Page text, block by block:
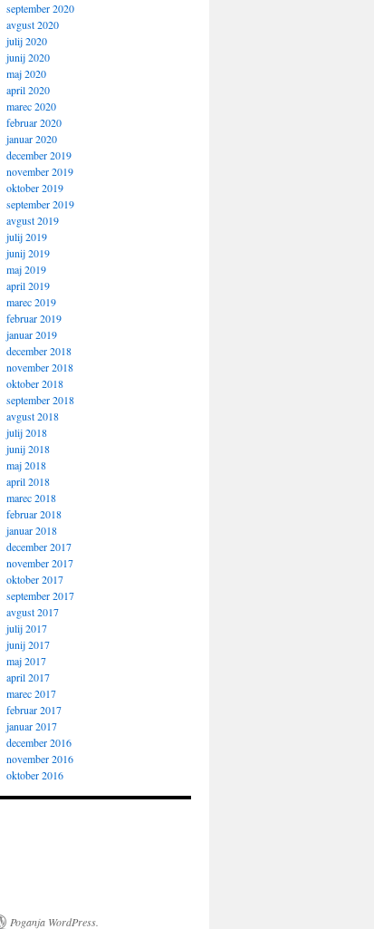
september 2020
avgust 2020
julij 2020
junij 2020
maj 2020
april 2020
marec 2020
februar 2020
januar 2020
december 2019
november 2019
oktober 2019
september 2019
avgust 2019
julij 2019
junij 2019
maj 2019
april 2019
marec 2019
februar 2019
januar 2019
december 2018
november 2018
oktober 2018
september 2018
avgust 2018
julij 2018
junij 2018
maj 2018
april 2018
marec 2018
februar 2018
januar 2018
december 2017
november 2017
oktober 2017
september 2017
avgust 2017
julij 2017
junij 2017
maj 2017
april 2017
marec 2017
februar 2017
januar 2017
december 2016
november 2016
oktober 2016
Poganja WordPress.